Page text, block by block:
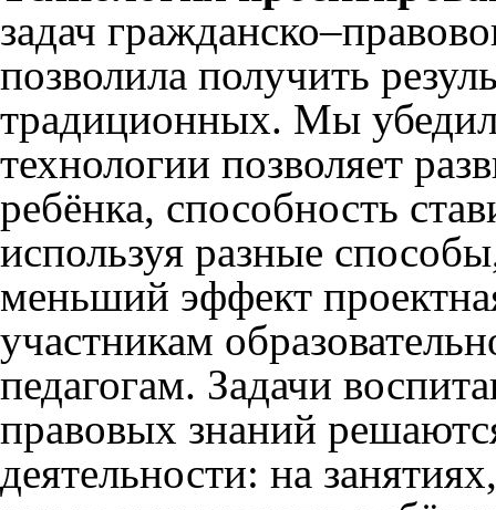
задач
позволила получить
традиционных. Мы
технологии позволяет
ребёнка, способность
используя разные
меньший эффект
участникам
педагогам. Задачи
правовых знаний
деятельности: на